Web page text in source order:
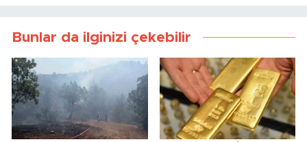
Bunlar da ilginizi çekebilir